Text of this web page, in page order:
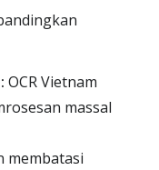
OCR Vietnam
massal
membatasi